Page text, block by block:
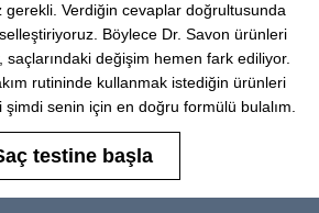
gerekli. Verdiğin cevaplar doğrultusunda
Böylece Dr. Savon ürünleri
saçlarındaki değişim hemen fark ediliyor.
rutininde kullanmak istediğin ürünleri
şimdi senin için en doğru formülü bulalım.
testine başla